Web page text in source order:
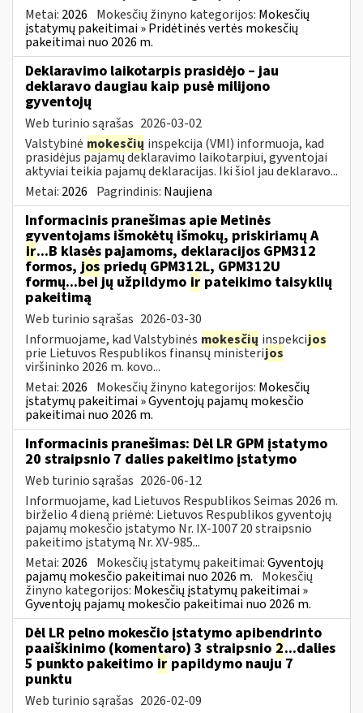
Metai: 2026 Mokesčių žinyno kategorijos: Mokesčių
įstatymų pakeitimai » Pridėtinės vertės mokesčių
pakeitimai nuo 2026 m.
Deklaravimo laikotarpis prasidėjo – jau
deklaravo daugiau kaip pusė milijono
gyventojų
Web turinio sąrašas 2026-03-02
Valstybinė mokesčių inspekcija (VMI) informuoja, kad
prasidėjus pajamų deklaravimo laikotarpiui, gyventojai
aktyviai teikia pajamų deklaracijas. Iki šiol jau deklaravo...
Metai: 2026 Pagrindinis: Naujiena
Informacinis pranešimas apie Metinės
gyventojams išmokėtų išmokų, priskiriamų A
ir...B klasės pajamoms, deklaracijos GPM312
formos, jos priedų GPM312L, GPM312U
formų...bei jų užpildymo ir pateikimo taisyklių
pakeitimą
Web turinio sąrašas 2026-03-30
Informuojame, kad Valstybinės mokesčių inspekcijos
prie Lietuvos Respublikos finansų ministerijos
viršininko 2026 m. kovo...
Metai: 2026 Mokesčių žinyno kategorijos: Mokesčių
įstatymų pakeitimai » Gyventojų pajamų mokesčio
pakeitimai nuo 2026 m.
Informacinis pranešimas: Dėl LR GPM įstatymo
20 straipsnio 7 dalies pakeitimo įstatymo
Web turinio sąrašas 2026-06-12
Informuojame, kad Lietuvos Respublikos Seimas 2026 m.
birželio 4 dieną priėmė: Lietuvos Respublikos gyventojų
pajamų mokesčio įstatymo Nr. IX-1007 20 straipsnio
pakeitimo įstatymą Nr. XV-985...
Metai: 2026 Mokesčių įstatymų pakeitimai:Gyventojų
pajamų mokesčio pakeitimai nuo 2026 m. Mokesčių
žinyno kategorijos: Mokesčių įstatymų pakeitimai »
Gyventojų pajamų mokesčio pakeitimai nuo 2026 m.
Dėl LR pelno mokesčio įstatymo apibendrinto
paaiškinimo (komentaro) 3 straipsnio 2...dalies
5 punkto pakeitimo ir papildymo nauju 7
punktu
Web turinio sąrašas 2026-02-09